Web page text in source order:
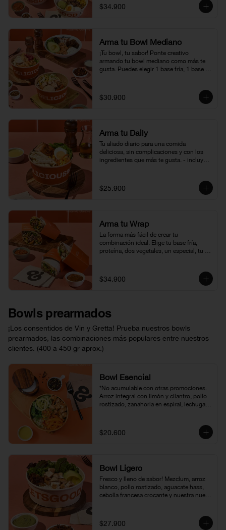
$34.900
Arma tu Bowl Mediano
¡Tu bowl, tu sabor! Ponte creativo
armando tu bowl mediano como más te
gusta. Puedes elegir 1 base fría, 1 base
aprox.)
$30.900
Arma tu Daily
Tu aliado diario para una comida
deliciosa, sin complicaciones y con los
ingredientes que más te gusta. - incluye
$25.900
Arma tu Wrap
La forma más fácil de crear tu
combinación ideal. Elige tu base fría,
proteína, dos vegetales, un especial, tu
y disfruta tu creación! (450gr aprox.)
$34.900
Bowls prearmados
¡Los consentidos de Vin y Gretta! Prueba nuestros bowls
prearmados, las combinaciones más populares entre nuestros
clientes. (400 a 450 gr aprox.)
Bowl Esencial
*No acumulable con otras promociones.
Arroz integral con limón y cilantro, pollo
rostizado, zanahoria en espiral, lechuga
disfrutar una comida completa sin
complicaciones.
$20.600
Bowl Ligero
Fresco y lleno de sabor! Mezclum, arroz
blanco, pollo rostizado, aguacate hass,
cebolla francesa crocante y nuestra nueva
complicaciones
$27.900